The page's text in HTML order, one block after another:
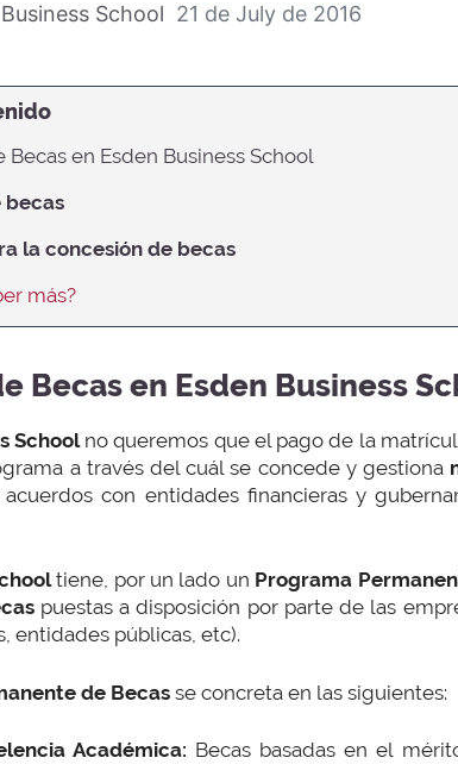
School 21 de July de 2016
Becas en Esden Business School
becas
la concesión de becas
más?
Becas en Esden Business
Schoolno queremos que el pago de la
a través del cuál se concede y gestiona
con entidades financieras y
tiene, por un lado un Programa
puestas a disposición por parte de las
entidades públicas, etc).
de Becasse concreta en las siguientes:
Académica: Becas basadas en el